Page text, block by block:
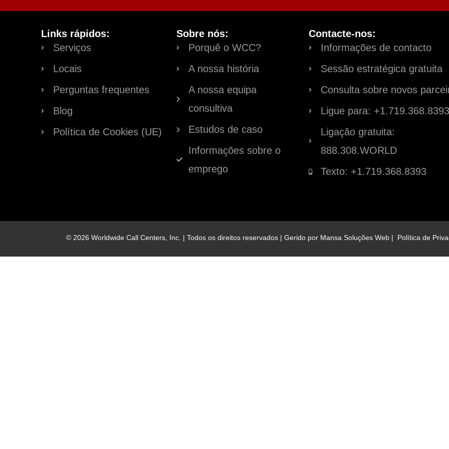
Links rápidos:
Serviços
Locais
Perguntas frequentes
Blog
Política de Cookies (UE)
Sobre nós:
Porquê o WCC?
A nossa história
A nossa equipa
consultiva
Estudos de caso
Informações sobre o
emprego
Contacte-nos:
Informações de contacto
Sessão estratégica gratuita
Consulta sobre novos
Ligue para: +1.719.368.8393
Ligação gratuita:
888.308.WORLD
Texto: +1.719.368.8393
© 2026 Worldwide Call Centers, Inc. | Todos os direitos reservados | Gerido por Mansa Soluções Web | Política de